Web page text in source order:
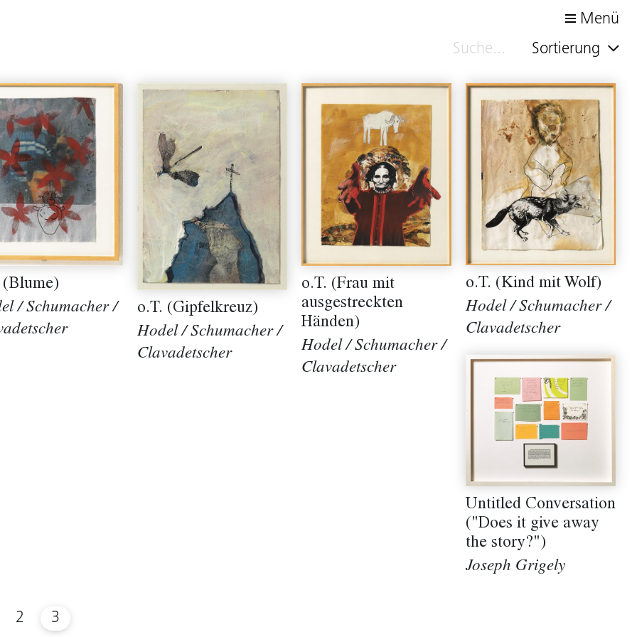
Menü
Sortierung
(Blume)
/ Schumacher /
o.T. (Gipfelkreuz)
Hodel / Schumacher /
Clavadetscher
o.T. (Frau mit
ausgestreckten
Händen)
Hodel / Schumacher /
Clavadetscher
o.T. (Kind mit Wolf)
Hodel / Schumacher /
Clavadetscher
Untitled Conversation
("Does it give away
the story?")
Joseph Grigely
2 3